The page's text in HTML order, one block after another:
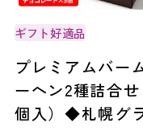
ギフト好適品
プレミアムバー
ーヘン2種詰合せ
個入）◆札幌グ